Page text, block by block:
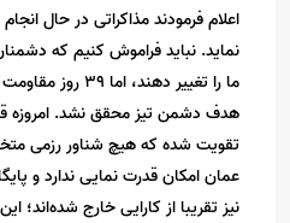
اعلام فرمودند مذاکراتی در حال
ما را تغییر
هدف دشمن تیز محقق نشد. امروزه
تقویت شده که هیچ شناور رزمی
عمان امکان قدرت نمایی ندارد و
نیز تقریبا از کارایی خارج شده‌اند؛